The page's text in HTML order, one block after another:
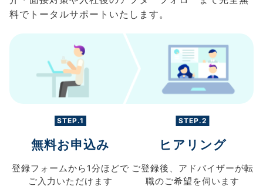
料でトータルサポートいたします。
STEP.1
無料お申込み
登録フォームから 1分ほどで
ご入力 いただけます
STEP.2
ヒアリング
ご登録後、 アドバイザーが転
職のご希望を伺います